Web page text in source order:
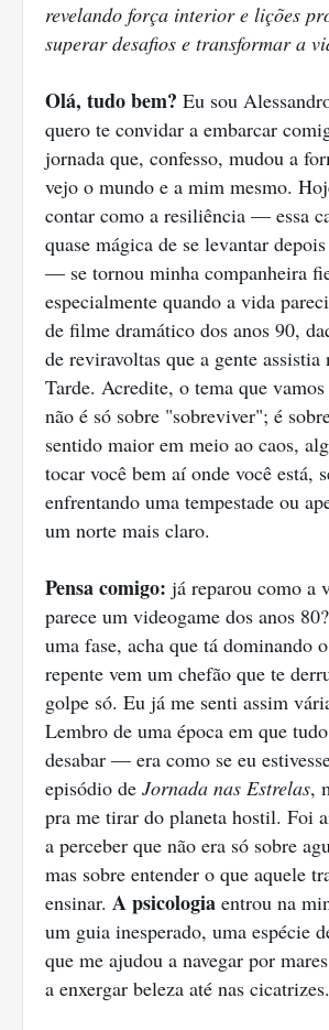
revelando força interior e lições
superar desafios e transformar a
Olá, tudo bem? Eu sou
quero te convidar a embarcar
jornada que, confesso, mudou a
vejo o mundo e a mim mesmo.
contar como a resiliência — essa
quase mágica de se levantar
— se tornou minha companheira
especialmente quando a vida
de filme dramático dos anos 90,
de reviravoltas que a gente assistia
Tarde. Acredite, o tema que
não é só sobre "sobreviver"; é
sentido maior em meio ao caos,
tocar você bem aí onde você está,
enfrentando uma tempestade ou
um norte mais claro.
Pensa comigo: já reparou como a
parece um videogame dos anos
uma fase, acha que tá dominando
repente vem um chefão que te
golpe só. Eu já me senti assim
Lembro de uma época em que
desabar — era como se eu
episódio de Jornada nas Estrelas,
pra me tirar do planeta hostil. Foi
a perceber que não era só sobre
mas sobre entender o que aquele
ensinar. A psicologia entrou na
um guia inesperado, uma espécie
que me ajudou a navegar por
a enxergar beleza até nas cicatrizes.